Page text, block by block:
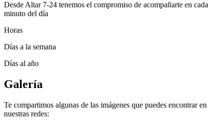
Desde Altar 7-24 tenemos el compromiso de acompañarte en cada
minuto del día
Horas
Días a la semana
Días al año
Galería
Te compartimos algunas de las imágenes que puedes encontrar en
nuestras redes: